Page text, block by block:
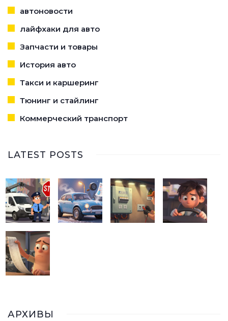
автоновости
лайфхаки для авто
Запчасти и товары
История авто
Такси и каршеринг
Тюнинг и стайлинг
Коммерческий транспорт
LATEST POSTS
АРХИВЫ